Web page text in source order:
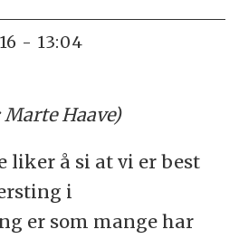
- 13:04
Haave)
liker å si at vi er best
i
er som mange har